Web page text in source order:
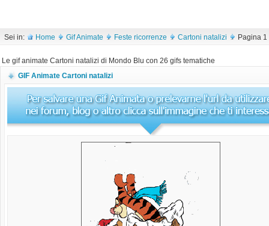
Sei in: Home Gif Animate Feste ricorrenze Cartoni natalizi Pagina 1
Le gif animate Cartoni natalizi di Mondo Blu con 26 gifs tematiche
GIF Animate Cartoni natalizi